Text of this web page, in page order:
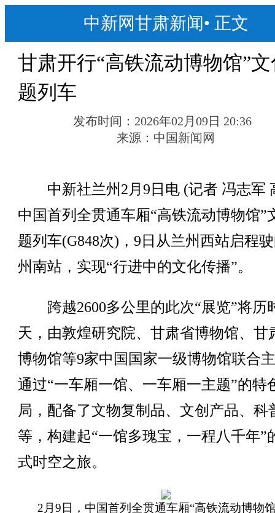
中新网甘肃新闻• 正文
甘肃开行“高铁流动博物馆”
题列车
发布时间： 2026年02月09日 20:36
来源： 中国新闻网
中新社兰州2月9日电 (记者 冯志军
中国首列全贯通车厢“高铁流动博物馆”
题列车(G848次)，9日从兰州西站启程
州南站，实现“行进中的文化传播”。
跨越2600多公里的此次“展览”将历
天，由敦煌研究院、甘肃省博物馆、甘
博物馆等9家中国国家一级博物馆联合
通过“一车厢一馆、一车厢一主题”的特
局，配备了文物复制品、文创产品、科
等，构建起“一馆多瑰宝，一程八千年”
式时空之旅。
2月9日，中国首列全贯通车厢“高铁流动博物